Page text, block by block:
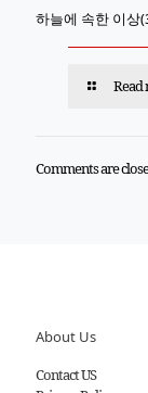
하늘에 속한 이상
Read
Comments are
About Us
Contact US